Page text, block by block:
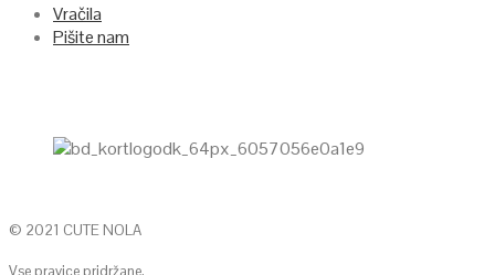
Vračila
Pišite nam
© 2021 CUTE NOLA
Vse pravice pridržane.